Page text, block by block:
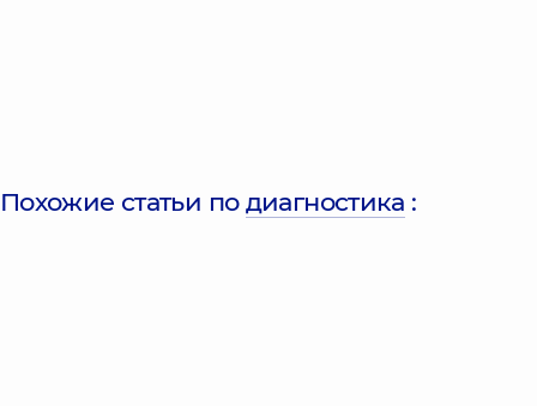
Похожие статьи по диагностика :